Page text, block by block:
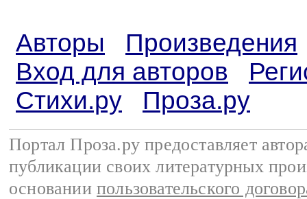
Авторы
Произведения
Вход для авторов
Стихи.ру
Проза.ру
Портал Проза.ру предоставляет
публикации своих литературных
основании пользовательского